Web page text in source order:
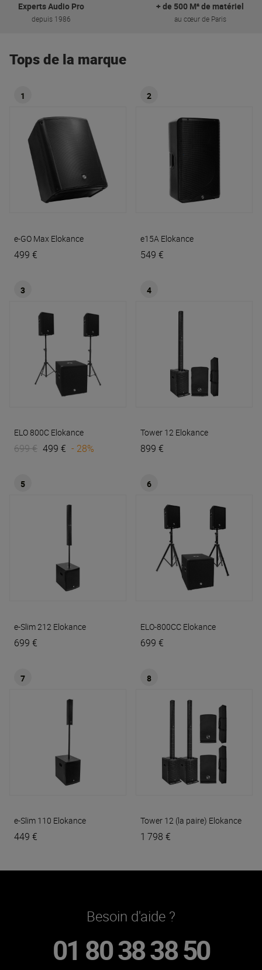
Experts Audio Pro
depuis 1986
+ de 500 M² de matériel
au cœur de Paris
Tops de la marque
1
e-GO Max Elokance
499 €
2
e15A Elokance
549 €
3
ELO 800C Elokance
699 € 499 € - 28%
4
Tower 12 Elokance
899 €
5
e-Slim 212 Elokance
699 €
6
ELO-800CC Elokance
699 €
7
e-Slim 110 Elokance
449 €
8
Tower 12 (la paire) Elokance
1 798 €
Besoin d'aide ?
01 80 38 38 50